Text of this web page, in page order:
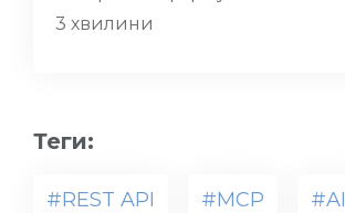
3 хвилини
Теги:
#REST API #MCP #AI